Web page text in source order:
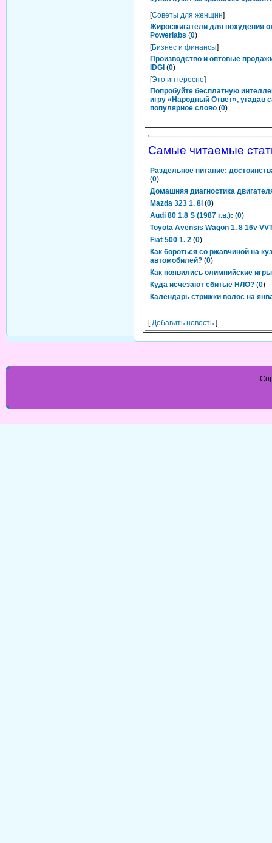
[Советы для женщин]
Жиросжигатели для похудения
Powerlabs (0)
[Бизнес и финансы]
Производство и оптовые
IDGI (0)
[Это интересно]
Попробуйте бесплатную
игру «Народный Ответ», угадав
популярное слово (0)
Самые читаемые
Раздельное питание:
(0)
Домашняя диагностика
Mazda 323 1. 8i (0)
Audi 80 1.8 S (1987 г.в.): (0)
Toyota Avensis Wagon 1. 8 16v
Fiat 500 1. 2 (0)
Как бороться со ржавчиной на
автомобилей? (0)
Как появились олимпийские
Куда исчезают сбитые НЛО? (0)
Календарь стрижки волос на
[Добавить новость ]